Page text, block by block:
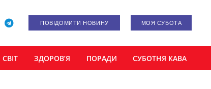
ПОВІДОМИТИ НОВИНУ МОЯ СУБОТА
СВІТ ЗДОРОВ’Я ПОРАДИ СУБОТНЯ КАВА